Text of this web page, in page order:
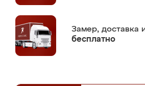
Замер, доставка
бесплатно